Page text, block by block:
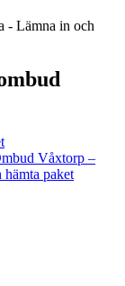
Våxtorp –
paket